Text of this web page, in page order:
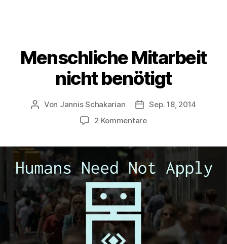
Menschliche Mitarbeit
nicht benötigt
Beitragsautor
Von Jannis Schakarian
Sep. 18, 2014
2 Kommentarezu
benötigt